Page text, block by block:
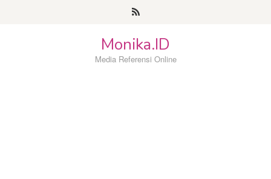
Monika.ID
Media Referensi Online